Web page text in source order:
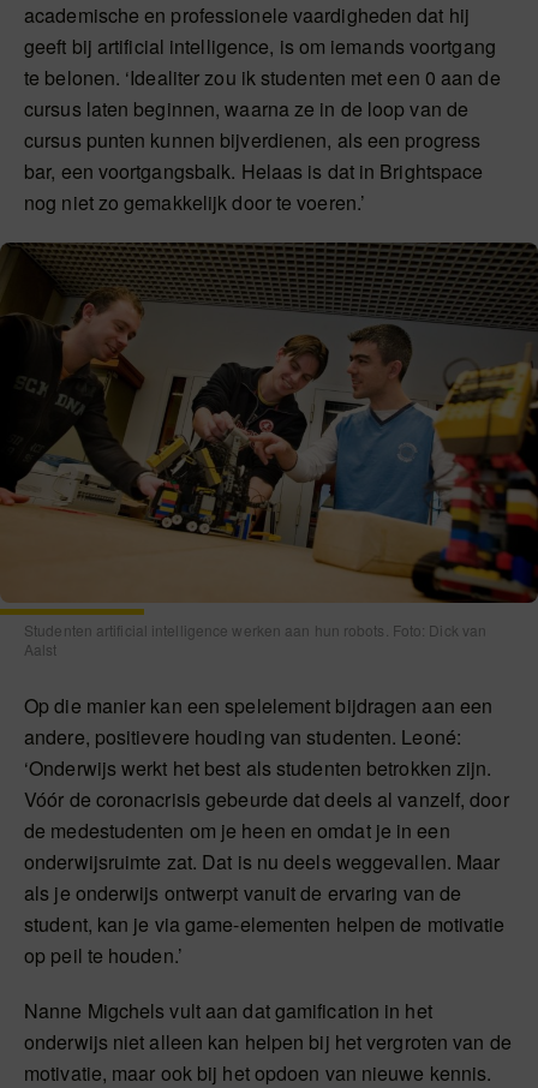
academische en professionele vaardigheden dat hij
geeft bij artificial intelligence, is om iemands voortgang
te belonen. ‘Idealiter zou ik studenten met een 0 aan de
cursus laten beginnen, waarna ze in de loop van de
cursus punten kunnen bijverdienen, als een progress
bar, een voortgangsbalk. Helaas is dat in Brightspace
nog niet zo gemakkelijk door te voeren.’
Studenten artificial intelligence werken aan hun robots. Foto: Dick van
Aalst
Op die manier kan een spelelement bijdragen aan een
andere, positievere houding van studenten. Leoné:
‘Onderwijs werkt het best als studenten betrokken zijn.
Vóór de coronacrisis gebeurde dat deels al vanzelf, door
de medestudenten om je heen en omdat je in een
onderwijsruimte zat. Dat is nu deels weggevallen. Maar
als je onderwijs ontwerpt vanuit de ervaring van de
student, kan je via game-elementen helpen de motivatie
op peil te houden.’
Nanne Migchels vult aan dat gamification in het
onderwijs niet alleen kan helpen bij het vergroten van de
motivatie, maar ook bij het opdoen van nieuwe kennis.